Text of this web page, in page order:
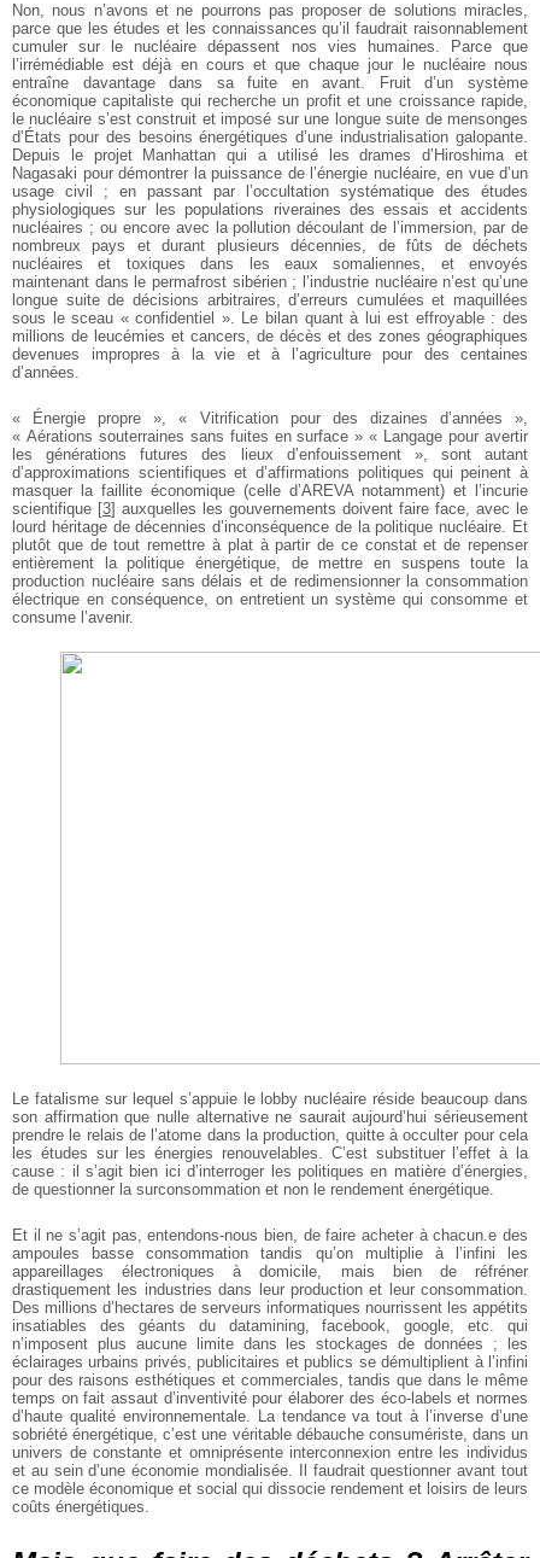
Non, nous n’avons et ne pourrons pas proposer de solutions miracles,
parce que les études et les connaissances qu’il faudrait raisonnablement
cumuler sur le nucléaire dépassent nos vies humaines. Parce que
l’irrémédiable est déjà en cours et que chaque jour le nucléaire nous
entraîne davantage dans sa fuite en avant. Fruit d’un système
économique capitaliste qui recherche un profit et une croissance rapide,
le nucléaire s’est construit et imposé sur une longue suite de mensonges
d’États pour des besoins énergétiques d’une industrialisation galopante.
Depuis le projet Manhattan qui a utilisé les drames d’Hiroshima et
Nagasaki pour démontrer la puissance de l’énergie nucléaire, en vue d’un
usage civil ; en passant par l’occultation systématique des études
physiologiques sur les populations riveraines des essais et accidents
nucléaires ; ou encore avec la pollution découlant de l’immersion, par de
nombreux pays et durant plusieurs décennies, de fûts de déchets
nucléaires et toxiques dans les eaux somaliennes, et envoyés
maintenant dans le permafrost sibérien ; l’industrie nucléaire n’est qu’une
longue suite de décisions arbitraires, d’erreurs cumulées et maquillées
sous le sceau « confidentiel ». Le bilan quant à lui est effroyable : des
millions de leucémies et cancers, de décès et des zones géographiques
devenues impropres à la vie et à l’agriculture pour des centaines
d’années.
« Énergie propre », « Vitrification pour des dizaines d’années »,
« Aérations souterraines sans fuites en surface » « Langage pour avertir
les générations futures des lieux d’enfouissement », sont autant
d’approximations scientifiques et d’affirmations politiques qui peinent à
masquer la faillite économique (celle d’AREVA notamment) et l’incurie
scientifique [3] auxquelles les gouvernements doivent faire face, avec le
lourd héritage de décennies d’inconséquence de la politique nucléaire. Et
plutôt que de tout remettre à plat à partir de ce constat et de repenser
entièrement la politique énergétique, de mettre en suspens toute la
production nucléaire sans délais et de redimensionner la consommation
électrique en conséquence, on entretient un système qui consomme et
consume l’avenir.
Le fatalisme sur lequel s’appuie le lobby nucléaire réside beaucoup dans
son affirmation que nulle alternative ne saurait aujourd’hui sérieusement
prendre le relais de l’atome dans la production, quitte à occulter pour cela
les études sur les énergies renouvelables. C’est substituer l’effet à la
cause : il s’agit bien ici d’interroger les politiques en matière d’énergies,
de questionner la surconsommation et non le rendement énergétique.
Et il ne s’agit pas, entendons-nous bien, de faire acheter à chacun.e des
ampoules basse consommation tandis qu’on multiplie à l’infini les
appareillages électroniques à domicile, mais bien de réfréner
drastiquement les industries dans leur production et leur consommation.
Des millions d’hectares de serveurs informatiques nourrissent les appétits
insatiables des géants du datamining, facebook, google, etc. qui
n’imposent plus aucune limite dans les stockages de données ; les
éclairages urbains privés, publicitaires et publics se démultiplient à l’infini
pour des raisons esthétiques et commerciales, tandis que dans le même
temps on fait assaut d’inventivité pour élaborer des éco-labels et normes
d’haute qualité environnementale. La tendance va tout à l’inverse d’une
sobriété énergétique, c’est une véritable débauche consumériste, dans un
univers de constante et omniprésente interconnexion entre les individus
et au sein d’une économie mondialisée. Il faudrait questionner avant tout
ce modèle économique et social qui dissocie rendement et loisirs de leurs
coûts énergétiques.